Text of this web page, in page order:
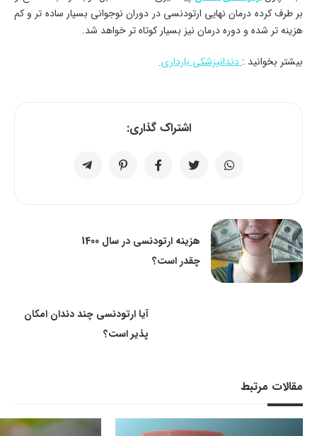
بر طرف کرده درمان نهایی ارتودنسی در دوران نوجوانی بسیار ساده تر و کم
هزینه تر شده و دوره درمان نیز بسیار کوتاه تر خواهد شد.
بیشتر بخوانید :دندانپزشکی بارداری
اشتراک گذاری:
هزینه ارتودنسی در سال 1400
چقدر است؟
آیا ارتودنسی چند دندان امکان
پذیر است؟
مقالات مرتبط